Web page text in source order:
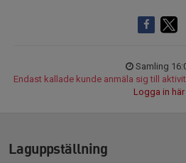
Samling
Endast kallade kunde anmäla sig till
Logga in här
Laguppställning